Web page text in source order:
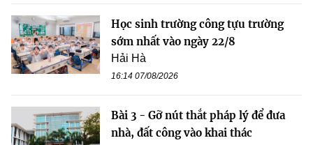
Học sinh trường công tựu trường
sớm nhất vào ngày 22/8
Hải Hà
16:14 07/08/2026
Bài 3 - Gỡ nút thắt pháp lý để đưa
nhà, đất công vào khai thác